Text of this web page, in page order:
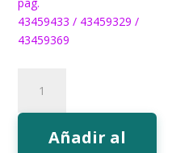
43459433 / 43459329 /
43459369
EcoInk
3300
amarilloAñadir al